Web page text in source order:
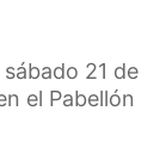
21 de
el Pabellón